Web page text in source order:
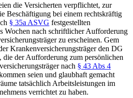
die Versicherten verpflichtet, zur
Beschäftigung bei einem rechtskräftig
§ 35a ASVG festgestellten
Wochen nach schriftlicher Aufforderung
zu erscheinen. Gem
Krankenversicherungsträger den DG
die der Aufforderung zum persönlichen
nach § 43 Abs 4
seien und glaubhaft gemacht
tatsächlich Arbeitsleistungen im
verrichtet zu haben.